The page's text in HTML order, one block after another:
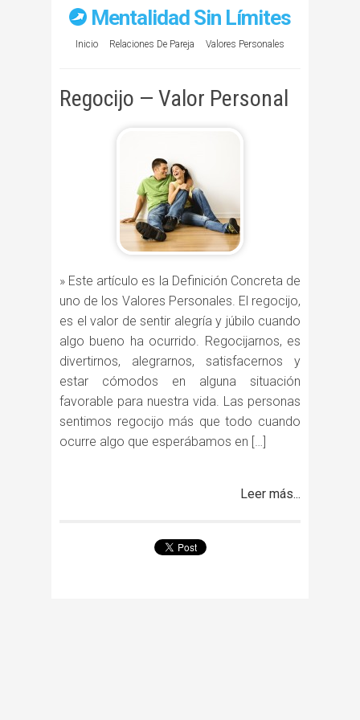
Mentalidad Sin Límites
Inicio Relaciones De Pareja Valores Personales
Regocijo — Valor Personal
» Este artículo es la Definición Concreta de
uno de los Valores Personales. El regocijo,
es el valor de sentir alegría y júbilo cuando
algo bueno ha ocurrido. Regocijarnos, es
divertirnos, alegrarnos, satisfacernos y
estar cómodos en alguna situación
favorable para nuestra vida. Las personas
sentimos regocijo más que todo cuando
ocurre algo que esperábamos en […]
Leer más...